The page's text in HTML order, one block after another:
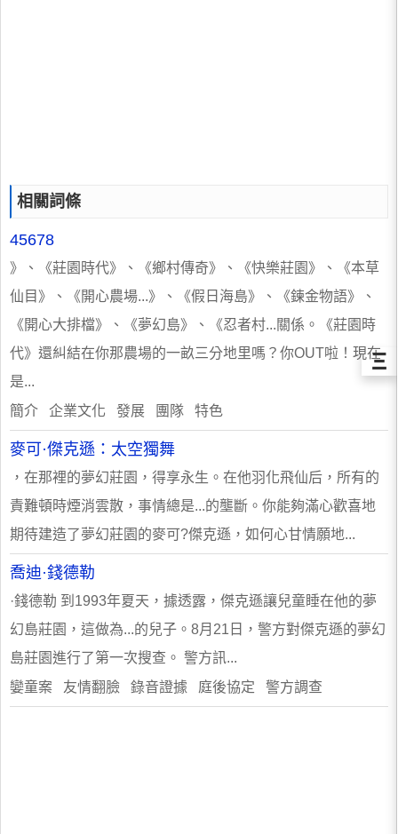
相關詞條
45678
》、《莊園時代》、《鄉村傳奇》、《快樂莊園》、《本草
仙目》、《開心農場...》、《假日海島》、《鍊金物語》、
《開心大排檔》、《夢幻島》、《忍者村...關係。《莊園時
代》還糾結在你那農場的一畝三分地里嗎？你OUT啦！現在
是...
簡介 企業文化 發展 團隊 特色
麥可·傑克遜：太空獨舞
，在那裡的夢幻莊園，得享永生。在他羽化飛仙后，所有的
責難頓時煙消雲散，事情總是...的壟斷。你能夠滿心歡喜地
期待建造了夢幻莊園的麥可?傑克遜，如何心甘情願地...
喬迪·錢德勒
·錢德勒 到1993年夏天，據透露，傑克遜讓兒童睡在他的夢
幻島莊園，這做為...的兒子。8月21日，警方對傑克遜的夢幻
島莊園進行了第一次搜查。 警方訊...
孌童案 友情翻臉 錄音證據 庭後協定 警方調查
Ξ